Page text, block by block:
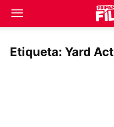
Etiqueta: Yard Act